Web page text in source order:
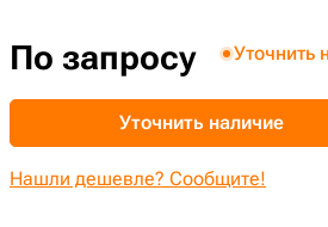
По запросу Уточнить
Уточнить наличие
Нашли дешевле? Сообщите!